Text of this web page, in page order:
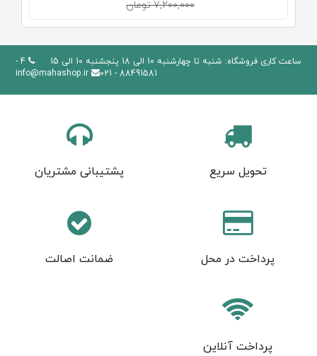
7,200,000 تومان
ساعت کاری فروشگاه: شنبه تا چهارشنبه 10 الی 18 پنجشنبه 10 الی 15
4 -
88491581 - 021
info@mahashop.ir
تحویل سریع پشتیبانی مشتریان
پرداخت در محل ضمانت اصالت
پرداخت آنلاین